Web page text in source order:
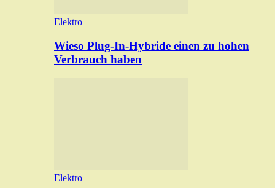
Elektro
Wieso Plug-In-Hybride einen zu hohen
Verbrauch haben
Elektro